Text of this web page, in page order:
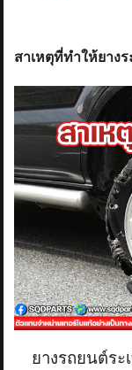
สาเหตุที่ทำให้ยางร
ยางรถยนต์ระ